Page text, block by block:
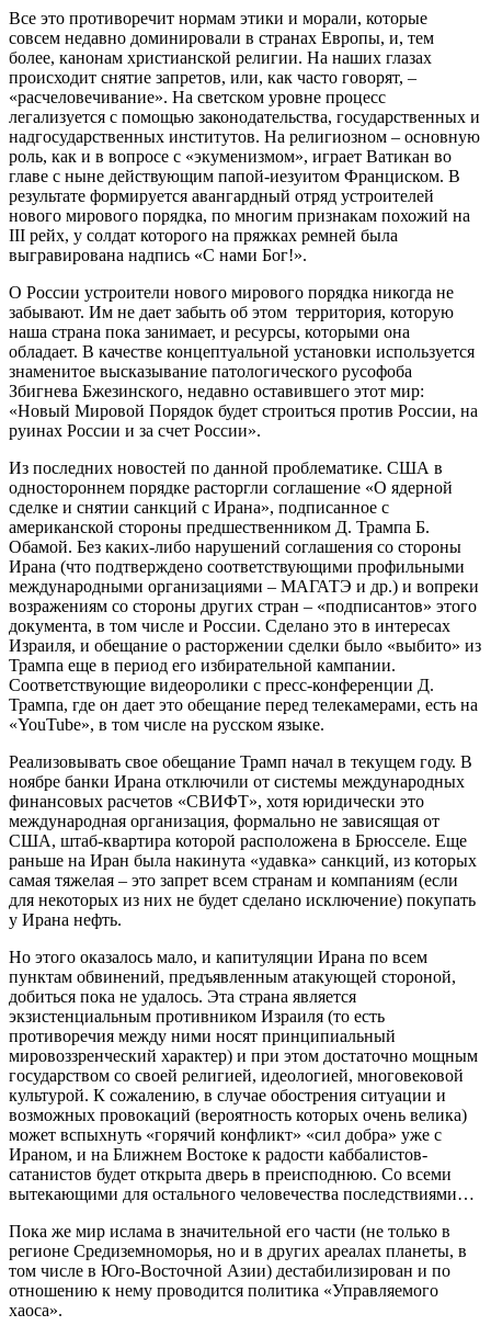
Все это противоречит нормам этики и морали, которые
совсем недавно доминировали в странах Европы, и, тем
более, канонам христианской религии. На наших глазах
происходит снятие запретов, или, как часто говорят, –
«расчеловечивание». На светском уровне процесс
легализуется с помощью законодательства, государственных и
надгосударственных институтов. На религиозном – основную
роль, как и в вопросе с «экуменизмом», играет Ватикан во
главе с ныне действующим папой-иезуитом Франциском. В
результате формируется авангардный отряд устроителей
нового мирового порядка, по многим признакам похожий на
III рейх, у солдат которого на пряжках ремней была
выгравирована надпись «С нами Бог!».
О России устроители нового мирового порядка никогда не
забывают. Им не дает забыть об этом территория, которую
наша страна пока занимает, и ресурсы, которыми она
обладает. В качестве концептуальной установки используется
знаменитое высказывание патологического русофоба
Збигнева Бжезинского, недавно оставившего этот мир:
«Новый Мировой Порядок будет строиться против России, на
руинах России и за счет России».
Из последних новостей по данной проблематике. США в
одностороннем порядке расторгли соглашение «О ядерной
сделке и снятии санкций с Ирана», подписанное с
американской стороны предшественником Д. Трампа Б.
Обамой. Без каких-либо нарушений соглашения со стороны
Ирана (что подтверждено соответствующими профильными
международными организациями – МАГАТЭ и др.) и вопреки
возражениям со стороны других стран – «подписантов» этого
документа, в том числе и России. Сделано это в интересах
Израиля, и обещание о расторжении сделки было «выбито» из
Трампа еще в период его избирательной кампании.
Соответствующие видеоролики с пресс-конференции Д.
Трампа, где он дает это обещание перед телекамерами, есть на
«YouTube», в том числе на русском языке.
Реализовывать свое обещание Трамп начал в текущем году. В
ноябре банки Ирана отключили от системы международных
финансовых расчетов «СВИФТ», хотя юридически это
международная организация, формально не зависящая от
США, штаб-квартира которой расположена в Брюсселе. Еще
раньше на Иран была накинута «удавка» санкций, из которых
самая тяжелая – это запрет всем странам и компаниям (если
для некоторых из них не будет сделано исключение) покупать
у Ирана нефть.
Но этого оказалось мало, и капитуляции Ирана по всем
пунктам обвинений, предъявленным атакующей стороной,
добиться пока не удалось. Эта страна является
экзистенциальным противником Израиля (то есть
противоречия между ними носят принципиальный
мировоззренческий характер) и при этом достаточно мощным
государством со своей религией, идеологией, многовековой
культурой. К сожалению, в случае обострения ситуации и
возможных провокаций (вероятность которых очень велика)
может вспыхнуть «горячий конфликт» «сил добра» уже с
Ираном, и на Ближнем Востоке к радости каббалистов-
сатанистов будет открыта дверь в преисподнюю. Со всеми
вытекающими для остального человечества последствиями…
Пока же мир ислама в значительной его части (не только в
регионе Средиземноморья, но и в других ареалах планеты, в
том числе в Юго-Восточной Азии) дестабилизирован и по
отношению к нему проводится политика «Управляемого
хаоса».